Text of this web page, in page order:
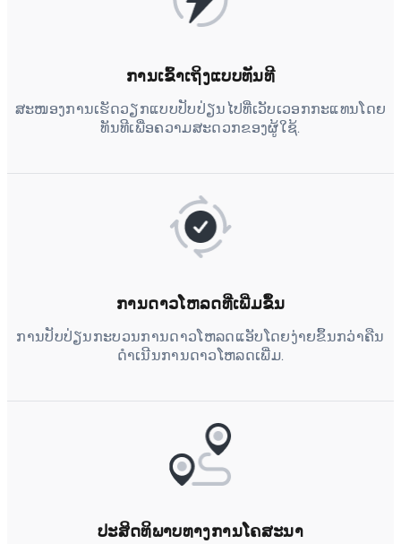
ການເຂົ້າເຖິງແບບທັນທີ
ສະໜອງການເຮັດວຽກແບບປັບປ່ຽນໄປທີ່ເວັບເວອກກະແທນໂດຍ
ທັນທີເພື່ອຄວາມສະດວກຂອງຜູ້ໃຊ້.
ການດາວໂຫລດທີ່ເພີ່ມຂຶ້ນ
ການປັບປ່ຽນກະບວນການດາວໂຫລດແອັບໂດຍງ່າຍຂຶ້ນກວ່າຄືນ
ດຳເນີນການດາວໂຫລດເພີ່ມ.
ປະສິດທິພາບທາງການໂຄສະນາ